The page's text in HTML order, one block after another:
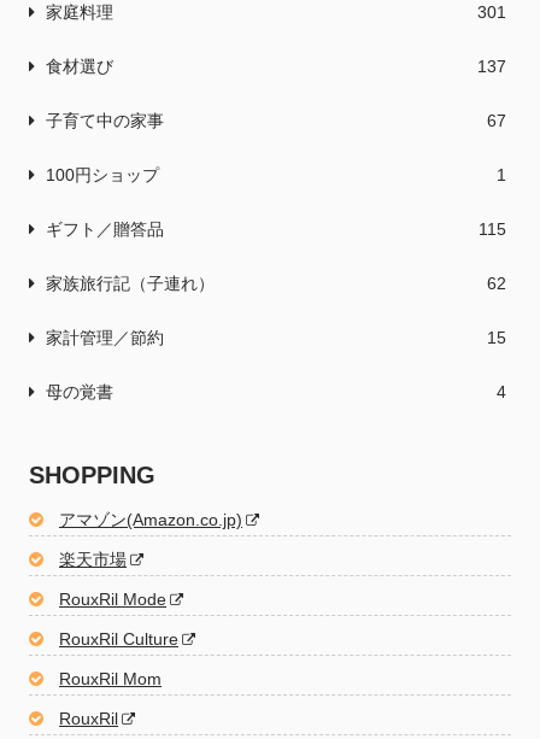
家庭料理 301
食材選び 137
子育て中の家事 67
100円ショップ 1
ギフト／贈答品 115
家族旅行記（子連れ） 62
家計管理／節約 15
母の覚書 4
SHOPPING
アマゾン(Amazon.co.jp)
楽天市場
RouxRil Mode
RouxRil Culture
RouxRil Mom
RouxRil